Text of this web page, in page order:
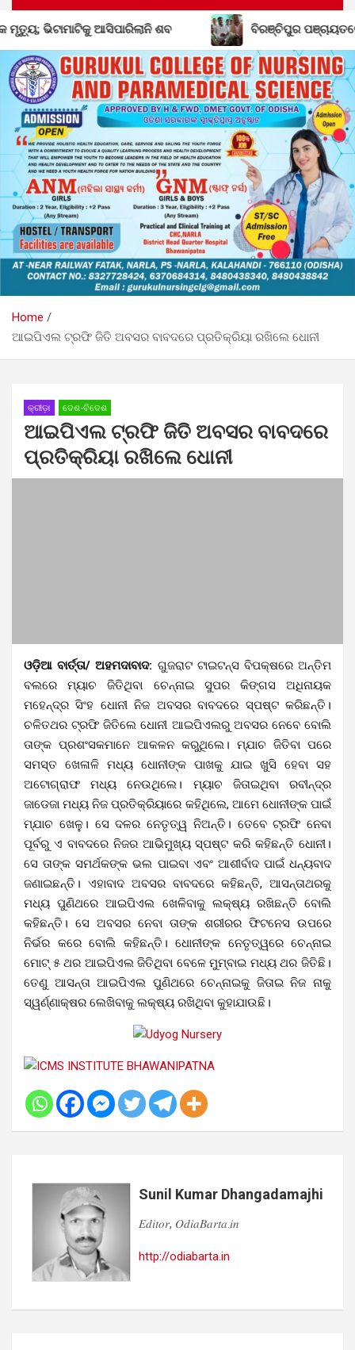
ଆସିପାରିଲାନି ଶବ ବିରଞ୍ଚିପୁର ପଞ୍ଚାୟତରେ ବିଜେଡିର ଶକ୍ତି
Home
ଆଇପିଏଲ ଟ୍ରଫି ଜିତି ଅବସର ବାବଦରେ ପ୍ରତିକ୍ରିୟା ରଖିଲେ ଧୋନୀ
କ୍ରୀଡ଼ା ଦେଶ-ବିଦେଶ
ଆଇପିଏଲ ଟ୍ରଫି ଜିତି ଅବସର ବାବଦରେ
ପ୍ରତିକ୍ରିୟା ରଖିଲେ ଧୋନୀ
ଓଡ଼ିଆ ବାର୍ତ୍ତା/ ଅହମଦାବାଦ: ଗୁଜରାଟ ଟାଇଟନ୍ସ ବିପକ୍ଷରେ ଅନ୍ତିମ
ବଲରେ ମ୍ୟାଚ ଜିତିଥିବା ଚେନ୍ନାଇ ସୁପର କିଙ୍ଗସ ଅଧିନାୟକ
ମହେନ୍ଦ୍ର ସିଂହ ଧୋନୀ ନିଜ ଅବସର ବାବଦରେ ସ୍ପଷ୍ଟ କରିଛନ୍ତି।
ଚଳିତଥର ଟ୍ରଫି ଜିତିଲେ ଧୋନୀ ଆଇପିଏଲରୁ ଅବସର ନେବେ ବୋଲି
ତାଙ୍କ ପ୍ରଶଂସକମାନେ ଆକଳନ କରୁଥିଲେ। ମ୍ଯାଚ ଜିତିବା ପରେ
ସମସ୍ତ ଖେଳାଳି ମଧ୍ୟ ଧୋନୀଙ୍କ ପାଖକୁ ଯାଇ ଖୁସି ହେବା ସହ
ଅଟୋଗ୍ରାଫ ମଧ୍ୟ ନେଉଥିଲେ। ମ୍ୟାଚ ଜିତାଇଥିବା ରବୀନ୍ଦ୍ର
ଜାଡେଜା ମଧ୍ୟ ନିଜ ପ୍ରତିକ୍ରିୟାରେ କହିଥିଲେ, ଆମେ ଧୋନୀଙ୍କ ପାଇଁ
ମ୍ଯାଚ ଖେଳୁ। ସେ ଦଳର ନେତୃତ୍ୱ ନିଅନ୍ତି। ତେବେ ଟ୍ରଫି ନେବା
ପୂର୍ବରୁ ଏ ବାବଦରେ ନିଜର ଆଭିମୁଖ୍ୟ ସ୍ପଷ୍ଟ କରି କହିଛନ୍ତି ଧୋନୀ।
ସେ ତାଙ୍କ ସମର୍ଥକଙ୍କ ଭଲ ପାଇବା ଏବଂ ଆଶୀର୍ବାଦ ପାଇଁ ଧନ୍ୟବାଦ
ଜଣାଇଛନ୍ତି। ଏହାବାଦ ଅବସର ବାବଦରେ କହିଛନ୍ତି, ଆସନ୍ତାଥରକୁ
ମଧ୍ୟ ପୁଣିଥରେ ଆଇପିଏଲ ଖେଳିବାକୁ ଲକ୍ଷ୍ୟ ରଖିଛନ୍ତି ବୋଲି
କହିଛନ୍ତି। ସେ ଅବସର ନେବା ତାଙ୍କ ଶରୀରର ଫିଟନେସ ଉପରେ
ନିର୍ଭର କରେ ବୋଲି କହିଛନ୍ତି। ଧୋନୀଙ୍କ ନେତୃତ୍ୱରେ ଚେନ୍ନାଇ
ମୋଟ୍ ୫ ଥର ଆଇପିଏଲ ଜିତିଥିବା ବେଳେ ମୁମ୍ବାଇ ମଧ୍ୟ ଥର ଜିତିଛି।
ତେଣୁ ଆସନ୍ତା ଆଇପିଏଲ ପୁଣିଥରେ ଚେନ୍ନାଇକୁ ଜିତାଇ ନିଜ ନାକୁ
ସ୍ୱର୍ଣ୍ଣାକ୍ଷର ଲେଖିବାକୁ ଲକ୍ଷ୍ୟ ରଖିଥିବା କୁହାଯାଉଛି।
Sunil Kumar Dhangadamajhi
𝐸𝑑𝑖𝑡𝑜𝑟, 𝑂𝑑𝑖𝑎𝐵𝑎𝑟𝑡𝑎.𝑖𝑛
http://odiabarta.in